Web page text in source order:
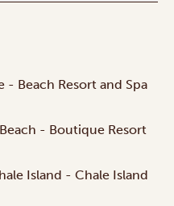
- Beach Resort and Spa
- Boutique Resort
Island - Chale Island